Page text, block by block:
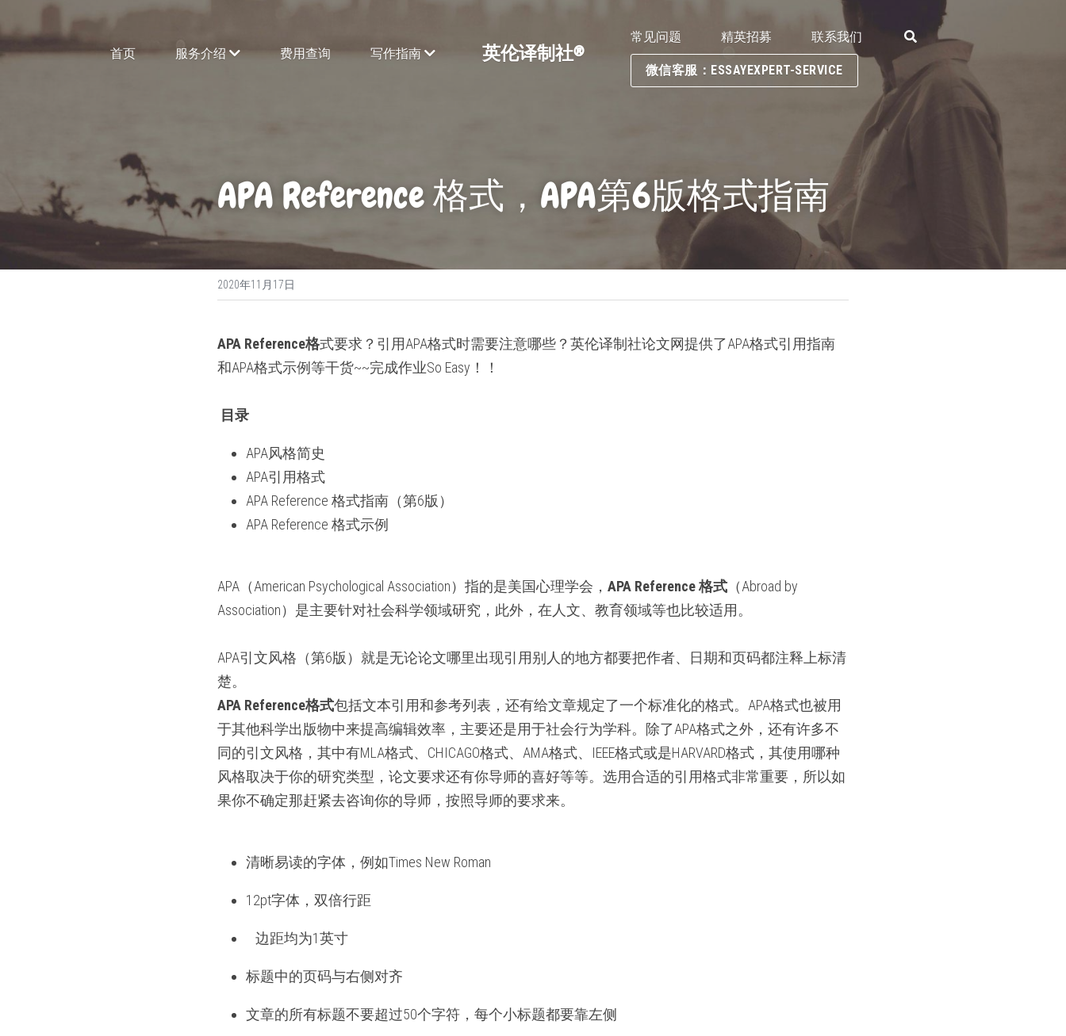
首页 服务介绍 费用查询 写作指南 英伦译制社®
常见问题 精英招募 联系我们
微信客服：ESSAYEXPERT-SERVICE
APA Reference 格式，APA第6版格式指南
2020年11月17日
APA Reference格式要求？引用APA格式时需要注意哪些？英伦译制社论文网提供了APA格式引用指南
和APA格式示例等干货~~完成作业So Easy！！
目录
APA风格简史
APA引用格式
APA Reference 格式指南（第6版）
APA Reference 格式示例
APA（American Psychological Association）指的是美国心理学会， APA Reference 格式 （Abroad by
Association）是主要针对社会科学领域研究，此外，在人文、教育领域等也比较适用。
APA引文风格（第6版）就是无论论文哪里出现引用别人的地方都要把作者、日期和页码都注释上标清
楚。
APA Reference格式包括文本引用和参考列表，还有给文章规定了一个标准化的格式。APA格式也被用
于其他科学出版物中来提高编辑效率，主要还是用于社会行为学科。除了APA格式之外，还有许多不
同的引文风格，其中有MLA格式、CHICAGO格式、AMA格式、IEEE格式或是HARVARD格式，其使用哪种
风格取决于你的研究类型，论文要求还有你导师的喜好等等。选用合适的引用格式非常重要，所以如
果你不确定那赶紧去咨询你的导师，按照导师的要求来。
清晰易读的字体，例如Times New Roman
12pt字体，双倍行距
边距均为1英寸
标题中的页码与右侧对齐
文章的所有标题不要超过50个字符，每个小标题都要靠左侧